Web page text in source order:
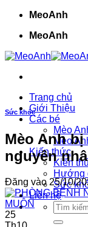
MeoAnh
MeoAnh
Trang chủ
Giới Thiệu
Các bé
Mèo
Mèo
Kiến thức
Kiến
Hướng
Sức
Liên hệ
Tìm
kiếm:
Sức khỏe
Mèo Anh
nguyên
Đăng vào 25/10/
25